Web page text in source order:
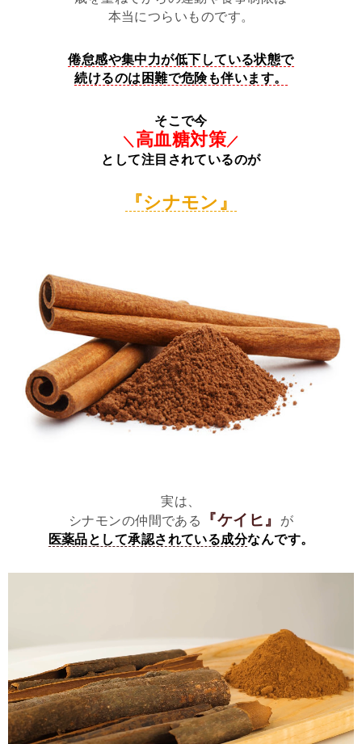
本当につらいものです。
倦怠感や集中力が低下している状態で
続けるのは困難で危険も伴います。
そこで今
＼ 高血糖対策／
として注目されているのが
『シナモン』
実は、
シナモンの仲間である
『ケイヒ』
が
医薬品として承認されている成分なんです。